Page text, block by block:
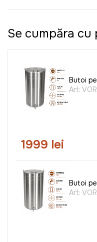
Se cumpăra cu
Butoi
Art:
1999 lei
Butoi
Art: